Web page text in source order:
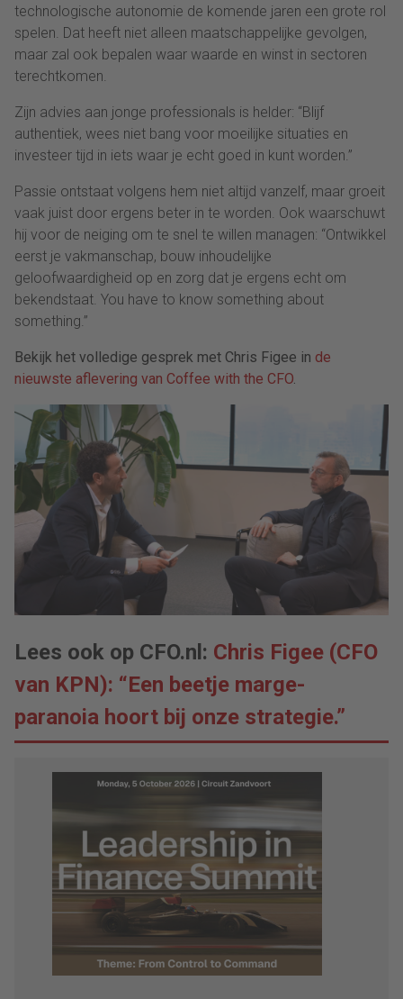
technologische autonomie de komende jaren een grote rol
spelen. Dat heeft niet alleen maatschappelijke gevolgen,
maar zal ook bepalen waar waarde en winst in sectoren
terechtkomen.
Zijn advies aan jonge professionals is helder: “Blijf
authentiek, wees niet bang voor moeilijke situaties en
investeer tijd in iets waar je echt goed in kunt worden.”
Passie ontstaat volgens hem niet altijd vanzelf, maar groeit
vaak juist door ergens beter in te worden. Ook waarschuwt
hij voor de neiging om te snel te willen managen: “Ontwikkel
eerst je vakmanschap, bouw inhoudelijke
geloofwaardigheid op en zorg dat je ergens echt om
bekendstaat. You have to know something about
something.”
Bekijk het volledige gesprek met Chris Figee in de
nieuwste aflevering van Coffee with the CFO.
Lees ook op CFO.nl: Chris Figee (CFO
van KPN): “Een beetje marge-
paranoia hoort bij onze strategie.”